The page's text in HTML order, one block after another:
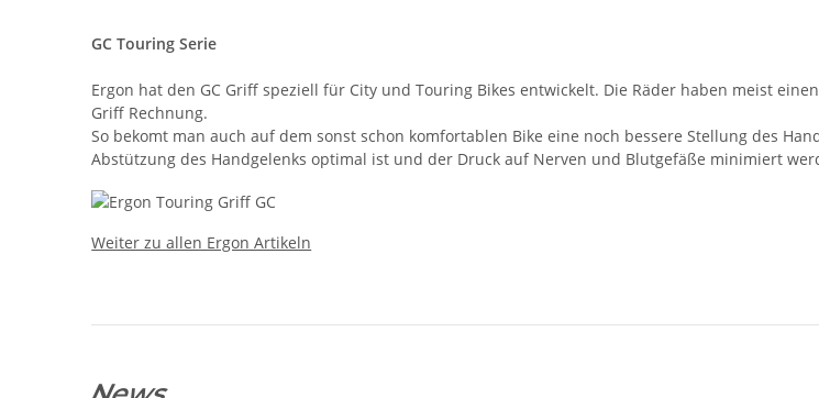
GC Touring Serie
Ergon hat den GC Griff speziell für City und Touring Bikes entwickelt. Die Räder haben meist
Griff Rechnung.
So bekomt man auch auf dem sonst schon komfortablen Bike eine noch bessere Stellung des
Abstützung des Handgelenks optimal ist und der Druck auf Nerven und Blutgefäße minimiert
Weiter zu allen Ergon Artikeln